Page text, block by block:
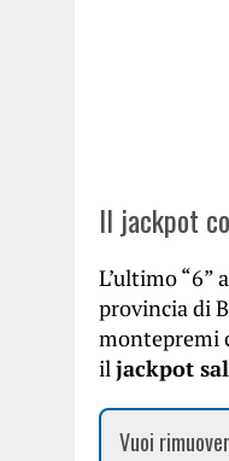
Il jackpot
L’ultimo “6”
provincia di
montepremi
iljackpot
Vuoi